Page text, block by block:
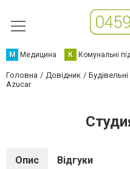
М Медицина К Комунальні
Головна Довідник
Azucar
Опис Відгуки